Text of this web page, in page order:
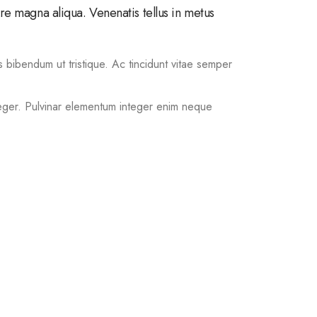
aliqua. Venenatis tellus in metus
bibendum ut tristique. Ac tincidunt vitae semper
Pulvinar elementum integer enim neque